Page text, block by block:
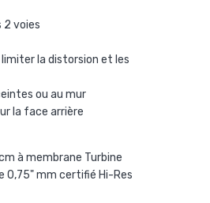
2 voies
la distorsion et les
ou au mur
la face arrière
à membrane Turbine
0,75" mm certifié Hi-Res